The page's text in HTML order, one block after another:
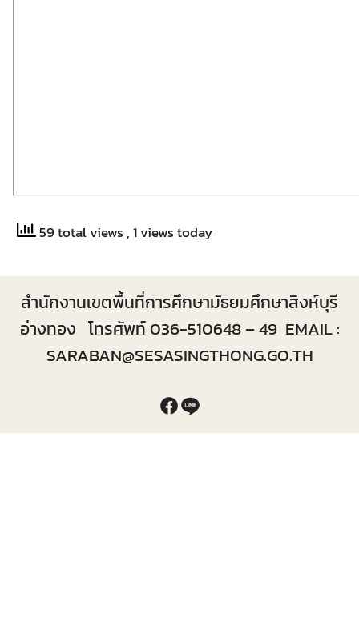
59 total views , 1 views today
สำนักงานเขตพื้นที่การศึกษามัธยมศึกษาสิงห์บุรี
อ่างทอง โทรศัพท์ 036-510648 – 49 EMAIL :
SARABAN@SESASINGTHONG.GO.TH